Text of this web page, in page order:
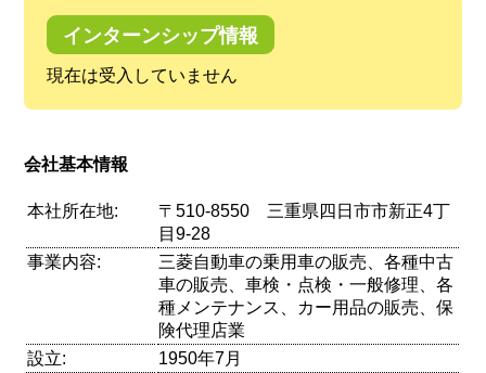
インターンシップ情報
現在は受入していません
会社基本情報
本社所在地:
〒510-8550 三重県四日市市新正4丁
目9-28
事業内容:
三菱自動車の乗用車の販売、各種中古
車の販売、車検・点検・一般修理、各
種メンテナンス、カー用品の販売、保
険代理店業
設立:
1950年7月